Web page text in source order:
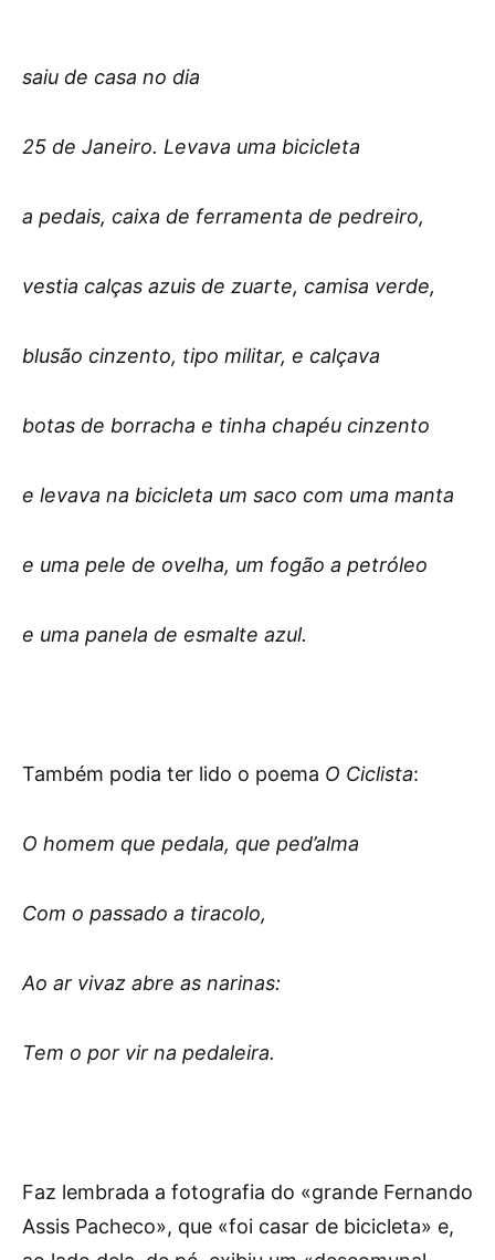
saiu de casa no dia
25 de Janeiro. Levava uma bicicleta
a pedais, caixa de ferramenta de pedreiro,
vestia calças azuis de zuarte, camisa verde,
blusão cinzento, tipo militar, e calçava
botas de borracha e tinha chapéu cinzento
e levava na bicicleta um saco com uma manta
e uma pele de ovelha, um fogão a petróleo
e uma panela de esmalte azul.
Também podia ter lido o poema O Ciclista:
O homem que pedala, que ped’alma
Com o passado a tiracolo,
Ao ar vivaz abre as narinas:
Tem o por vir na pedaleira.
Faz lembrada a fotografia do «grande Fernando
Assis Pacheco», que «foi casar de bicicleta» e,